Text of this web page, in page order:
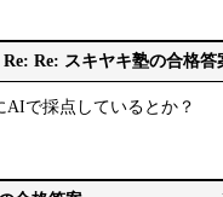
Re: スキヤキ塾の合格答
AIで採点しているとか？